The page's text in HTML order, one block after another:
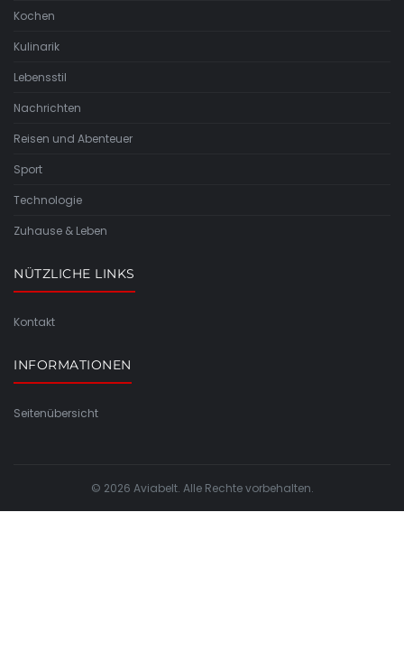
Kochen
Kulinarik
Lebensstil
Nachrichten
Reisen und Abenteuer
Sport
Technologie
Zuhause & Leben
NÜTZLICHE LINKS
Kontakt
INFORMATIONEN
Seitenübersicht
© 2026 Aviabelt. Alle Rechte vorbehalten.